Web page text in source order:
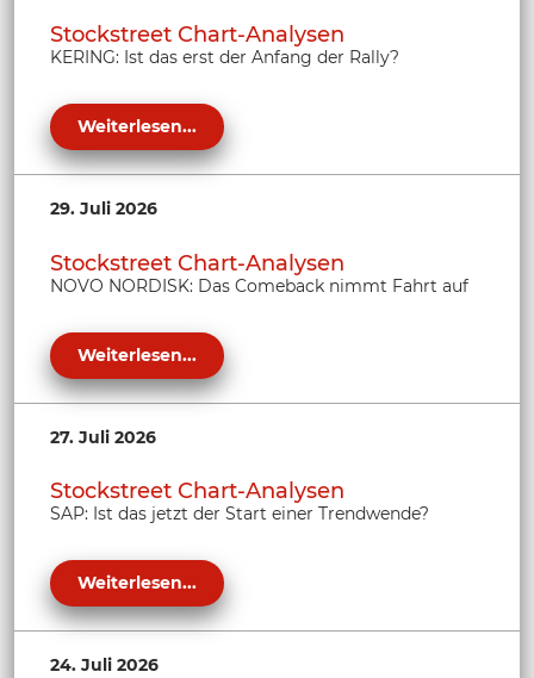
Stockstreet Chart-Analysen
KERING: Ist das erst der Anfang der Rally?
Weiterlesen...
29. Juli 2026
Stockstreet Chart-Analysen
NOVO NORDISK: Das Comeback nimmt Fahrt auf
Weiterlesen...
27. Juli 2026
Stockstreet Chart-Analysen
SAP: Ist das jetzt der Start einer Trendwende?
Weiterlesen...
24. Juli 2026